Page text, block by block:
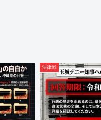
法律戦